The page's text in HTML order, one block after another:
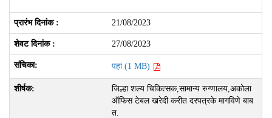
21/08/2023
27/08/2023
पहा (1 MB)
जिल्हा शल्य चिकित्सक,सामान्य रुग्णालय,अकोला
ऑफिस टेबल खरेदी करीत दरपत्रके मागविणे बाब
त.